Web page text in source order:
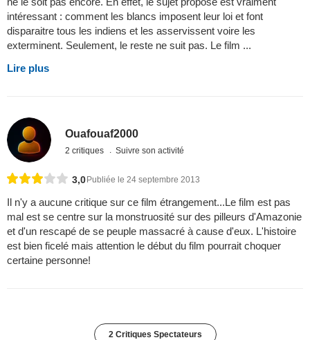
intéressant : comment les blancs imposent leur loi et font
disparaitre tous les indiens et les asservissent voire les
exterminent. Seulement, le reste ne suit pas. Le film ...
Lire plus
Ouafouaf2000
2 critiques Suivre son activité
3,0Publiée le 24 septembre 2013
Il n'y a aucune critique sur ce film étrangement...Le film est pas
mal est se centre sur la monstruosité sur des pilleurs d'Amazonie
et d'un rescapé de se peuple massacré à cause d'eux. L'histoire
est bien ficelé mais attention le début du film pourrait choquer
certaine personne!
2 Critiques Spectateurs